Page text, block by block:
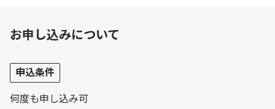
お申し込みについて
申込条件
何度も申し込み可